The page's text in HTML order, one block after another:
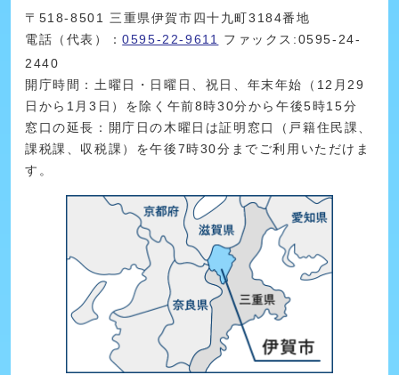
〒518-8501 三重県伊賀市四十九町3184番地
電話（代表）：0595-22-9611
ファックス:0595-24-
2440
開庁時間：土曜日・日曜日、祝日、年末年始（12月29
日から1月3日）を除く午前8時30分から午後5時15分
窓口の延長：開庁日の木曜日は証明窓口（戸籍住民課、
課税課、収税課）を午後7時30分までご利用いただけま
す。